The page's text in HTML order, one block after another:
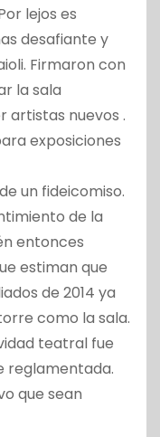
lejos es
desafiante y
Firmaron con
la sala
nuevos .
exposiciones
un fideicomiso.
de la
entonces
estiman que
de 2014 ya
como la sala.
teatral fue
reglamentada.
que sean